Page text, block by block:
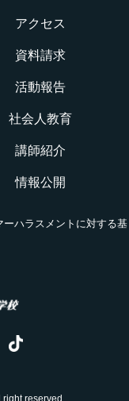
アクセス
資料請求
活動報告
社会人教育
講師紹介
情報公開
ーハラスメントに対する基
reserved.